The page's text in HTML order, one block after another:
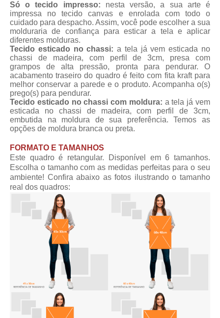
Só o tecido impresso: nesta versão, a sua arte é
impressa no tecido canvas e enrolada com todo o
cuidado para despacho. Assim, você pode escolher a sua
molduraria de confiança para esticar a tela e aplicar
diferentes molduras.
Tecido esticado no chassi: a tela já vem esticada no
chassi de madeira, com perfil de 3cm, presa com
grampos de alta pressão, pronta para pendurar. O
acabamento traseiro do quadro é feito com fita kraft para
melhor conservar a parede e o produto. Acompanha o(s)
prego(s) para pendurar.
Tecido esticado no chassi com moldura: a tela já vem
esticada no chassi de madeira, com perfil de 3cm,
embutida na moldura de sua preferência. Temos as
opções de moldura branca ou preta.
FORMATO E TAMANHOS
Este quadro é retangular. Disponível em 6 tamanhos.
Escolha o tamanho com as medidas perfeitas para o seu
ambiente! Confira abaixo as fotos ilustrando o tamanho
real dos quadros: